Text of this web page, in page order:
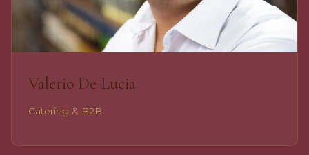
Valerio De Lucia
Catering & B2B